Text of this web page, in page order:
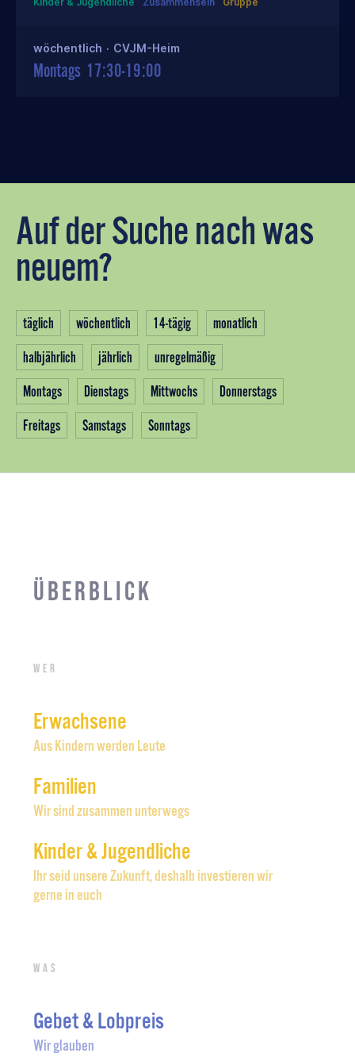
wöchentlich · CVJM-Heim
Montags 17:30-19:00
Auf der Suche nach was
neuem?
täglich wöchentlich 14-tägig
monatlich
halbjährlich
jährlich
unregelmäßig
Montags
Dienstags Mittwochs
Donnerstags
Freitags
Samstags Sonntags
Überblick
Wer
Erwachsene
Aus Kindern werden Leute
Familien
Wir sind zusammen unterwegs
Kinder & Jugendliche
Ihr seid unsere Zukunft, deshalb investieren wir
gerne in euch
Was
Gebet & Lobpreis
Wir glauben